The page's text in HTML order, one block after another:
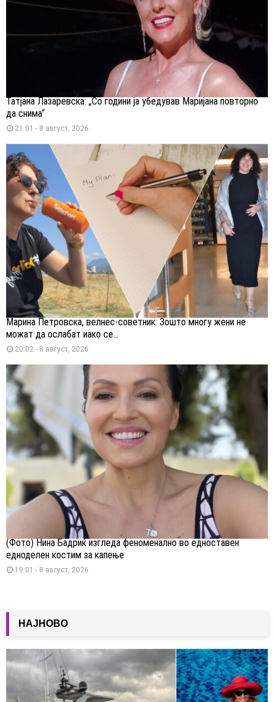
Татјана Лазаревска: „Со години ја убедував Маријана повторно
да снима“
21:01 - 8 август, 2026
Марина Петровска, велнес-советник: Зошто многу жени не
можат да ослабат иако се...
20:02 - 8 август, 2026
(Фото) Нина Бадриќ изгледа феноменално во едноставен
едноделен костим за капење
19:01 - 8 август, 2026
НАЈНОВО